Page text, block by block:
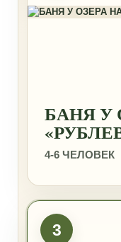
БАНЯ У
4-6 ЧЕЛОВЕК
3